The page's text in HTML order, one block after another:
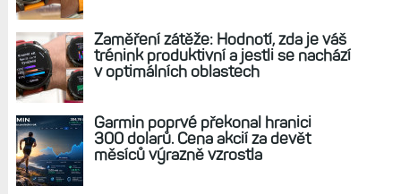
Zaměření zátěže: Hodnotí, zda je váš
trénink produktivní a jestli se nachází
v optimálních oblastech
Garmin poprvé překonal hranici
300 dolarů. Cena akcií za devět
měsíců výrazně vzrostla